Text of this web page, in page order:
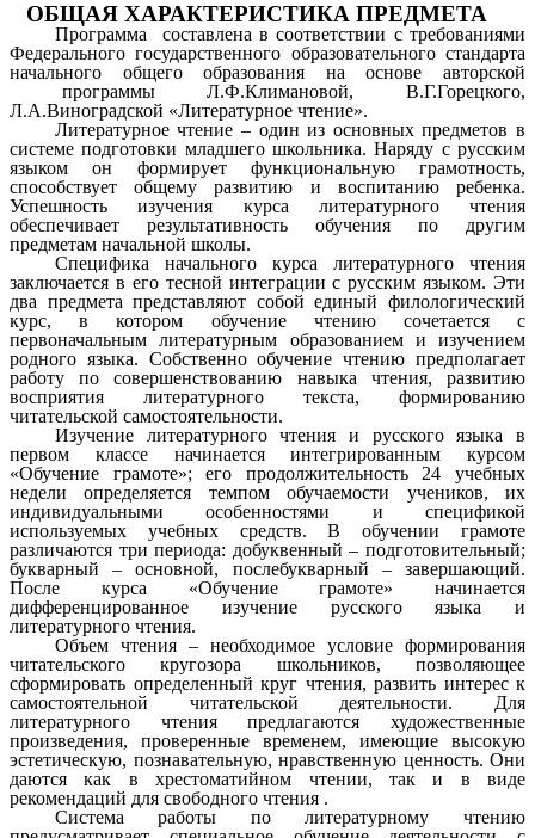
ОБЩАЯ ХАРАКТЕРИСТИКА ПРЕДМЕТА
Программа составлена в соответствии с требованиями
Федерального государственного образовательного стандарта
начального общего образования на основе авторской
программыЛ.Ф.Климановой, В.Г.Горецкого,
Л.А.Виноградской «Литературное чтение».
Литературное чтение – один из основных предметов в
системе подготовки младшего школьника. Наряду с русским
языком он формирует функциональную грамотность,
способствует общему развитию и воспитанию ребенка.
Успешность изучения курса литературного чтения
обеспечивает результативность обучения по другим
предметам начальной школы.
Специфика начального курса литературного чтения
заключается в его тесной интеграции с русским языком. Эти
два предмета представляют собой единый филологический
курс, в котором обучение чтению сочетается с
первоначальным литературным образованием и изучением
родного языка. Собственно обучение чтению предполагает
работу по совершенствованию навыка чтения, развитию
восприятия литературного текста, формированию
читательской самостоятельности.
Изучение литературного чтения и русского языка в
первом классе начинается интегрированным курсом
«Обучение грамоте»; его продолжительность 24 учебных
недели определяется темпом обучаемости учеников, их
индивидуальными особенностями и спецификой
используемых учебных средств. В обучении грамоте
различаются три периода: добуквенный – подготовительный;
букварный – основной, послебукварный – завершающий.
После курса «Обучение грамоте» начинается
дифференцированное изучение русского языка и
литературного чтения.
Объем чтения – необходимое условие формирования
читательского кругозора школьников, позволяющее
сформировать определенный круг чтения, развить интерес к
самостоятельной читательской деятельности. Для
литературного чтения предлагаются художественные
произведения, проверенные временем, имеющие высокую
эстетическую, познавательную, нравственную ценность. Они
даются как в хрестоматийном чтении, так и в виде
рекомендаций для свободного чтения .
Система работы по литературному чтению